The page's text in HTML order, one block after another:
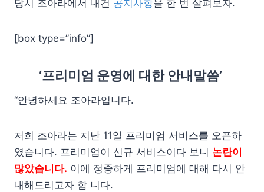
당시 조아라에서 내건 공지사항을 한 번 살펴보자.
[box type=”info”]
‘프리미엄 운영에 대한 안내말씀’
“안녕하세요 조아라입니다.
저희 조아라는 지난 11일 프리미엄 서비스를 오픈하
였습니다. 프리미엄이 신규 서비스이다 보니 논란이
많았습니다. 이에 정중하게 프리미엄에 대해 다시 안
내해드리고자 합 니다.